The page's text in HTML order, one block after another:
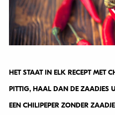
HET STAAT IN ELK RECEPT MET
PITTIG, HAAL DAN DE ZAADJES
EEN CHILIPEPER ZONDER